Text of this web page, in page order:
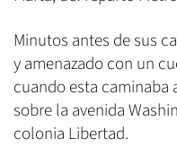
Minutos antes de sus
y amenazado con un
cuando esta caminaba
sobre la avenida
colonia Libertad.